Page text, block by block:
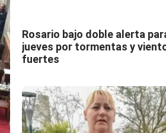
Rosario bajo doble alerta
jueves por tormentas y
fuertes